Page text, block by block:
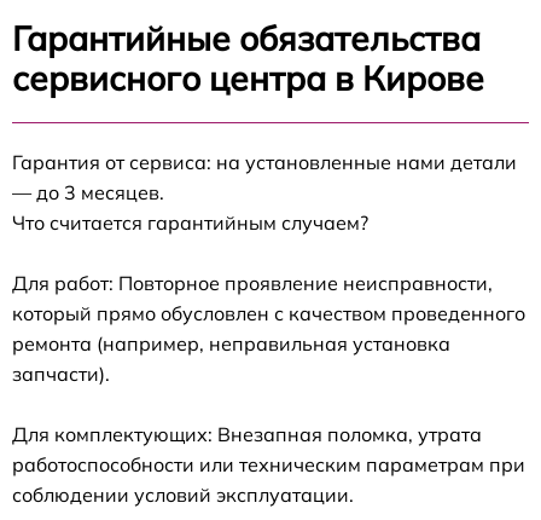
Гарантийные обязательства
сервисного центра в Кирове
Гарантия от сервиса: на установленные нами детали
— до 3 месяцев.
Что считается гарантийным случаем?
Для работ: Повторное проявление неисправности,
который прямо обусловлен с качеством проведенного
ремонта (например, неправильная установка
запчасти).
Для комплектующих: Внезапная поломка, утрата
работоспособности или техническим параметрам при
соблюдении условий эксплуатации.